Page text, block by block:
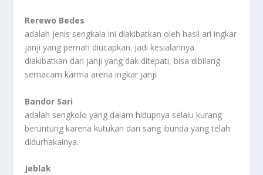
Rerewo Bedes
adalah jenis sengkala ini diakibatkan oleh hasil ari ingkar
janji yang pernah diucapkan. Jadi kesialannya
diakibatkan dari janji yang dak ditepati, bisa dibilang
semacam karma arena ingkar janji.
Bandor Sari
adalah sengkolo yang dalam hidupnya selalu kurang
beruntung karena kutukan dari sang ibunda yang telah
didurhakainya.
Jeblak